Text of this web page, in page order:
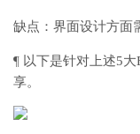
缺点：界面设计方面
¶ 以下是针对上述5
享。